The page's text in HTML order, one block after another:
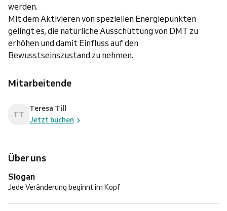
werden.
Mit dem Aktivieren von speziellen Energiepunkten
gelingt es, die natürliche Ausschüttung von DMT zu
erhöhen und damit Einfluss auf den
Bewusstseinszustand zu nehmen.
Mitarbeitende
TT
Teresa Till
Jetzt buchen
Über uns
Slogan
Jede Veränderung beginnt im Kopf